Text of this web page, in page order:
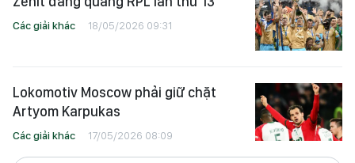
Các giải khác 18/05/2026 09:31
Lokomotiv Moscow phải giữ chặt
Artyom Karpukas
Các giải khác 17/05/2026 08:09